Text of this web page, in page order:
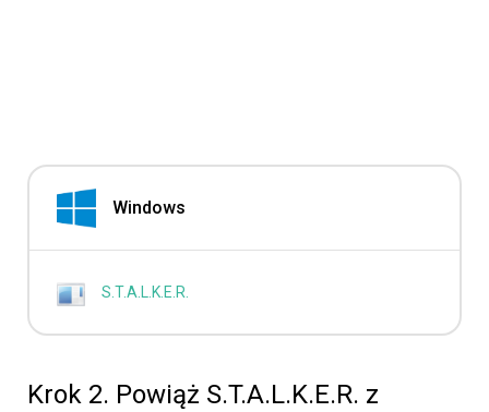
Windows
S.T.A.L.K.E.R.
Krok 2. Powiąż S.T.A.L.K.E.R. z